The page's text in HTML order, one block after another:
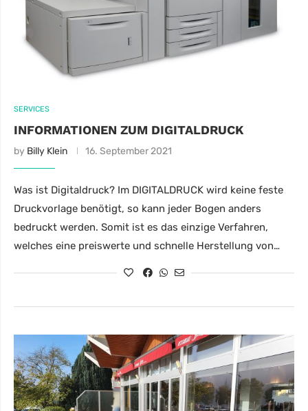
SERVICES
INFORMATIONEN ZUM DIGITALDRUCK
by Billy Klein 16. September 2021
Was ist Digitaldruck? Im DIGITALDRUCK wird keine feste
Druckvorlage benötigt, so kann jeder Bogen anders
bedruckt werden. Somit ist es das einzige Verfahren,
welches eine preiswerte und schnelle Herstellung von…